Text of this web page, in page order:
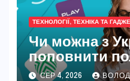
ТЕХНОЛОГІЇ, ТЕХНІКА ТА
Чи можна з
поповнити
у 2026 році
СЕР 4, 2026